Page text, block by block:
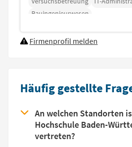
Bauingenieurwesen
Firmenprofil melden
Häufig gestellte
An welchen Standorten
Hochschule Baden-
vertreten?